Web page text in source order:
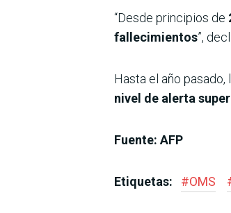
“Desde principios de
fallecimientos”,
Hasta el año pasado,
nivel de alerta
Fuente: AFP
Etiquetas: #OMS